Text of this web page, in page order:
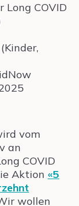
Long COVID
vom
an
COVID
Aktion «5
wollen